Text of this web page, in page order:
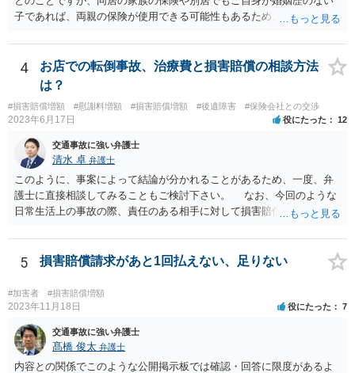
子であれば、両親の保険が使用できる可能性もあるため、まだ確認し
特約がない場合の対応についてですが、まずは民事調停という手続き
を利用することも手かと思います。訴訟の手続きよりも話し合いを重
視したものであり、書類を作る作業も頻繁には要求されないため、ご
質問者様の状況を踏まえるとおすすめできる手続きかと考えます。具
体的な利用方法に関しては、管轄の裁判所に問い合わせいただければ
教えてもらえると思います（https://www.courts.go.jp/fukuoka/saiban/
madoguti_kani/index.html）。 以上、ご参考いただけますと幸いです。
4
お店での転倒事故、治療費と損害賠償の相談方法
は？
#損害賠償増額 #慰謝料増額 #損害賠償増額 #後遺障害 #保険会社との交渉
2023年6月17日 役にたった 12
交通事故に強い弁護士
清水 卓 弁護士
このように、事案によって結論が分かれることがあるため、一度、弁
護士に直接相談してみることもご検討下さい。 なお、今回のような
日常生活上の事故の際、責任のある相手に対して損害賠償請求する際
す（ご自宅の火災保険や自動車の任意保険等を確認してみて下さい。
加入したつもりがなくても、確認してみたら付いていたということが
5 損害賠償請求があと1回払えない、足りない
#加害者 #損害賠償増額
2023年11月18日 役にたった 7
交通事故に強い弁護士
髙橋 俊太 弁護士
内容との関係でこのような公開掲示板では確認・回答に限度があるよ